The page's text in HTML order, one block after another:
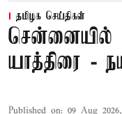
தமிழக செய்திகள்
சென்னையில்
யாத்திரை -
Published on: 09 Aug